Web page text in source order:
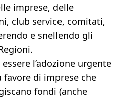
imprese, delle
club service, comitati,
e snellendo gli
l’adozione urgente
di imprese che
fondi (anche